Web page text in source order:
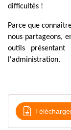
difficultés !
Parce que
nous partageons,
outils
l'administration.